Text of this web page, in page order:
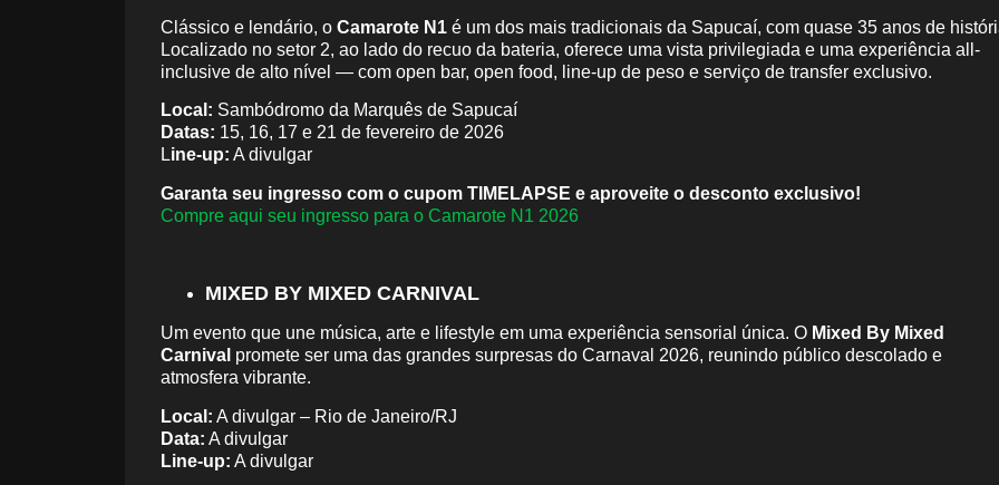
Clássico e lendário, o Camarote N1 é um dos mais tradicionais da Sapucaí, com quase 35 anos de
Localizado no setor 2, ao lado do recuo da bateria, oferece uma vista privilegiada e uma experiência all-
inclusive de alto nível — com open bar, open food, line-up de peso e serviço de transfer exclusivo.
Local: Sambódromo da Marquês de Sapucaí
Datas: 15, 16, 17 e 21 de fevereiro de 2026
Line-up: A divulgar
Garanta seu ingresso com o cupom TIMELAPSE e aproveite o desconto exclusivo!
Compre aqui seu ingresso para o Camarote N1 2026
MIXED BY MIXED CARNIVAL
Um evento que une música, arte e lifestyle em uma experiência sensorial única. O Mixed By Mixed
Carnival promete ser uma das grandes surpresas do Carnaval 2026, reunindo público descolado e
atmosfera vibrante.
Local: A divulgar – Rio de Janeiro/RJ
Data: A divulgar
Line-up: A divulgar